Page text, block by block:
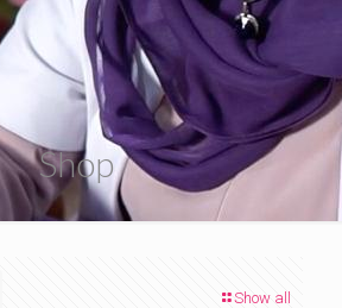
Shop
Show all